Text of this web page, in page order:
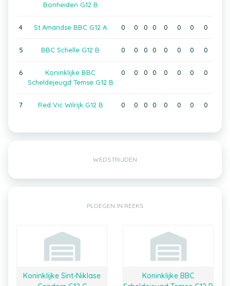
Bonheiden G12 B
4 St.Amandse BBC G12 A 0 0 0 0 0 0 0 0
5 BBC Schelle G12 B 0 0 0 0 0 0 0 0
6
Koninklijke BBC
Scheldejeugd Temse G12 B
0 0 0 0 0 0 0 0
7 Red Vic Wilrijk G12 B 0 0 0 0 0 0 0 0
WEDSTRIJDEN
PLOEGEN IN REEKS
Koninklijke Sint-Niklase
Koninklijke BBC